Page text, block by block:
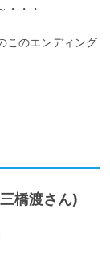
・・・
このエンディング
橋渡さん)